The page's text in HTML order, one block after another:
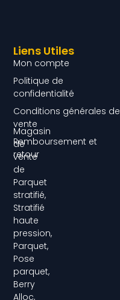
Magasin
de
vente
de
Parquet
stratifié,
Stratifié
haute
pression,
Parquet,
Pose
parquet,
Berry
Alloc,
Liens Utiles
Mon compte
Politique de
confidentialité
Conditions générales de
vente
Remboursement et
retour